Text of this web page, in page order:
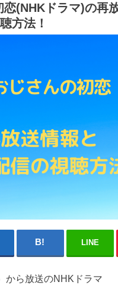
恋(NHKドラマ)の再
方法！
LINE
から放送のNHKドラマ